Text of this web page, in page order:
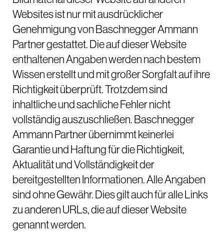
Websites ist nur mit ausdrücklicher
Genehmigung von Baschnegger Ammann
Partner gestattet. Die auf dieser Website
enthaltenen Angaben werden nach bestem
Wissen erstellt und mit großer Sorgfalt auf ihre
Richtigkeit überprüft. Trotzdem sind
inhaltliche und sachliche Fehler nicht
vollständig auszuschließen. Baschnegger
Ammann Partner übernimmt keinerlei
Garantie und Haftung für die Richtigkeit,
Aktualität und Vollständigkeit der
bereitgestellten Informationen. Alle Angaben
sind ohne Gewähr. Dies gilt auch für alle Links
zu anderen URLs, die auf dieser Website
genannt werden.